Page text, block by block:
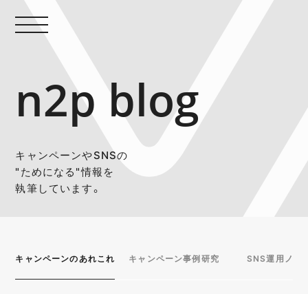
n2p blog
キャンペーンやSNSの
"ためになる"情報を
執筆しています。
キャンペーンのあれこれ キャンペーン事例研究 SNS運用ノウ